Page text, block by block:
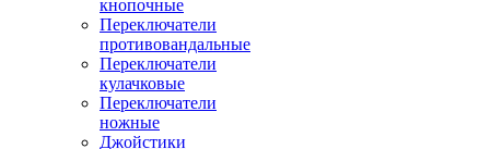
кнопочные
Переключатели
противовандальные
Переключатели
кулачковые
Переключатели
ножные
Джойстики